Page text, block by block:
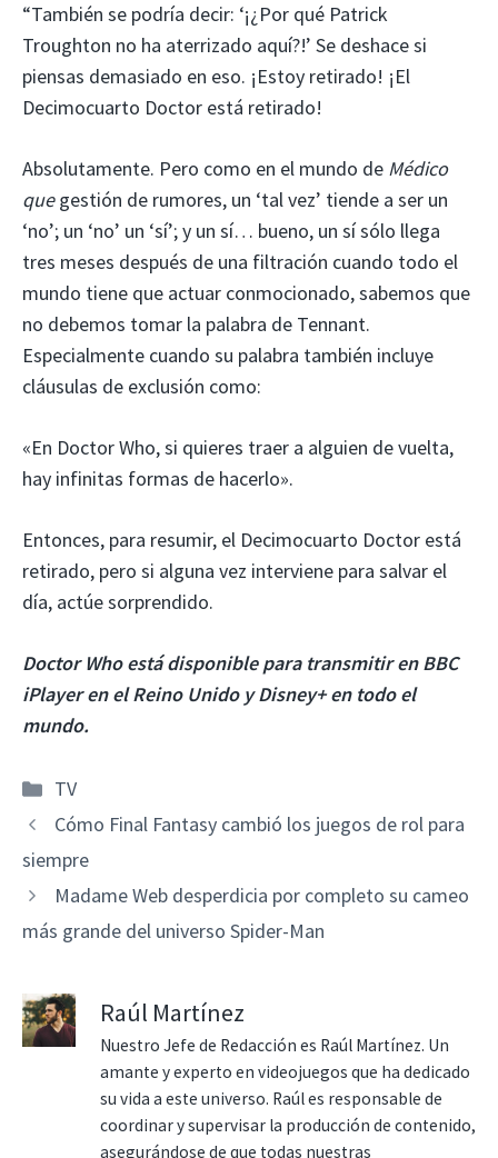
“También se podría decir: ‘¡¿Por qué Patrick
Troughton no ha aterrizado aquí?!’ Se deshace si
piensas demasiado en eso. ¡Estoy retirado! ¡El
Decimocuarto Doctor está retirado!
Absolutamente. Pero como en el mundo de Médico
quegestión de rumores, un ‘tal vez’ tiende a ser un
‘no’; un ‘no’ un ‘sí’; y un sí… bueno, un sí sólo llega
tres meses después de una filtración cuando todo el
mundo tiene que actuar conmocionado, sabemos que
no debemos tomar la palabra de Tennant.
Especialmente cuando su palabra también incluye
cláusulas de exclusión como:
«En Doctor Who, si quieres traer a alguien de vuelta,
hay infinitas formas de hacerlo».
Entonces, para resumir, el Decimocuarto Doctor está
retirado, pero si alguna vez interviene para salvar el
día, actúe sorprendido.
Doctor Who está disponible para transmitir en BBC
iPlayer en el Reino Unido y Disney+ en todo el
mundo.
Categorías
TV
Cómo Final Fantasy cambió los juegos de rol para
siempre
Madame Web desperdicia por completo su cameo
más grande del universo Spider-Man
Raúl Martínez
Nuestro Jefe de Redacción es Raúl Martínez. Un
amante y experto en videojuegos que ha dedicado
su vida a este universo. Raúl es responsable de
coordinar y supervisar la producción de contenido,
asegurándose de que todas nuestras